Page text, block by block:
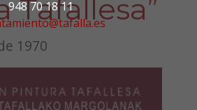
948 70 18 11
Tafallesa”
1970